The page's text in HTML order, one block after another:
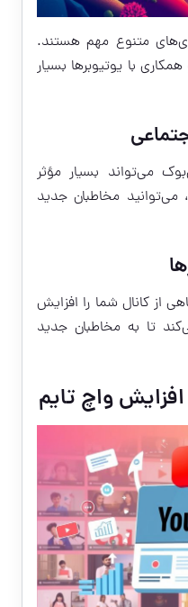
متنوع مهم هستند.
با یوتیوبرها بسیار
می‌تواند بسیار مؤثر
می‌توانید مخاطبان جدید
از کانال شما را افزایش
تا به مخاطبان جدید